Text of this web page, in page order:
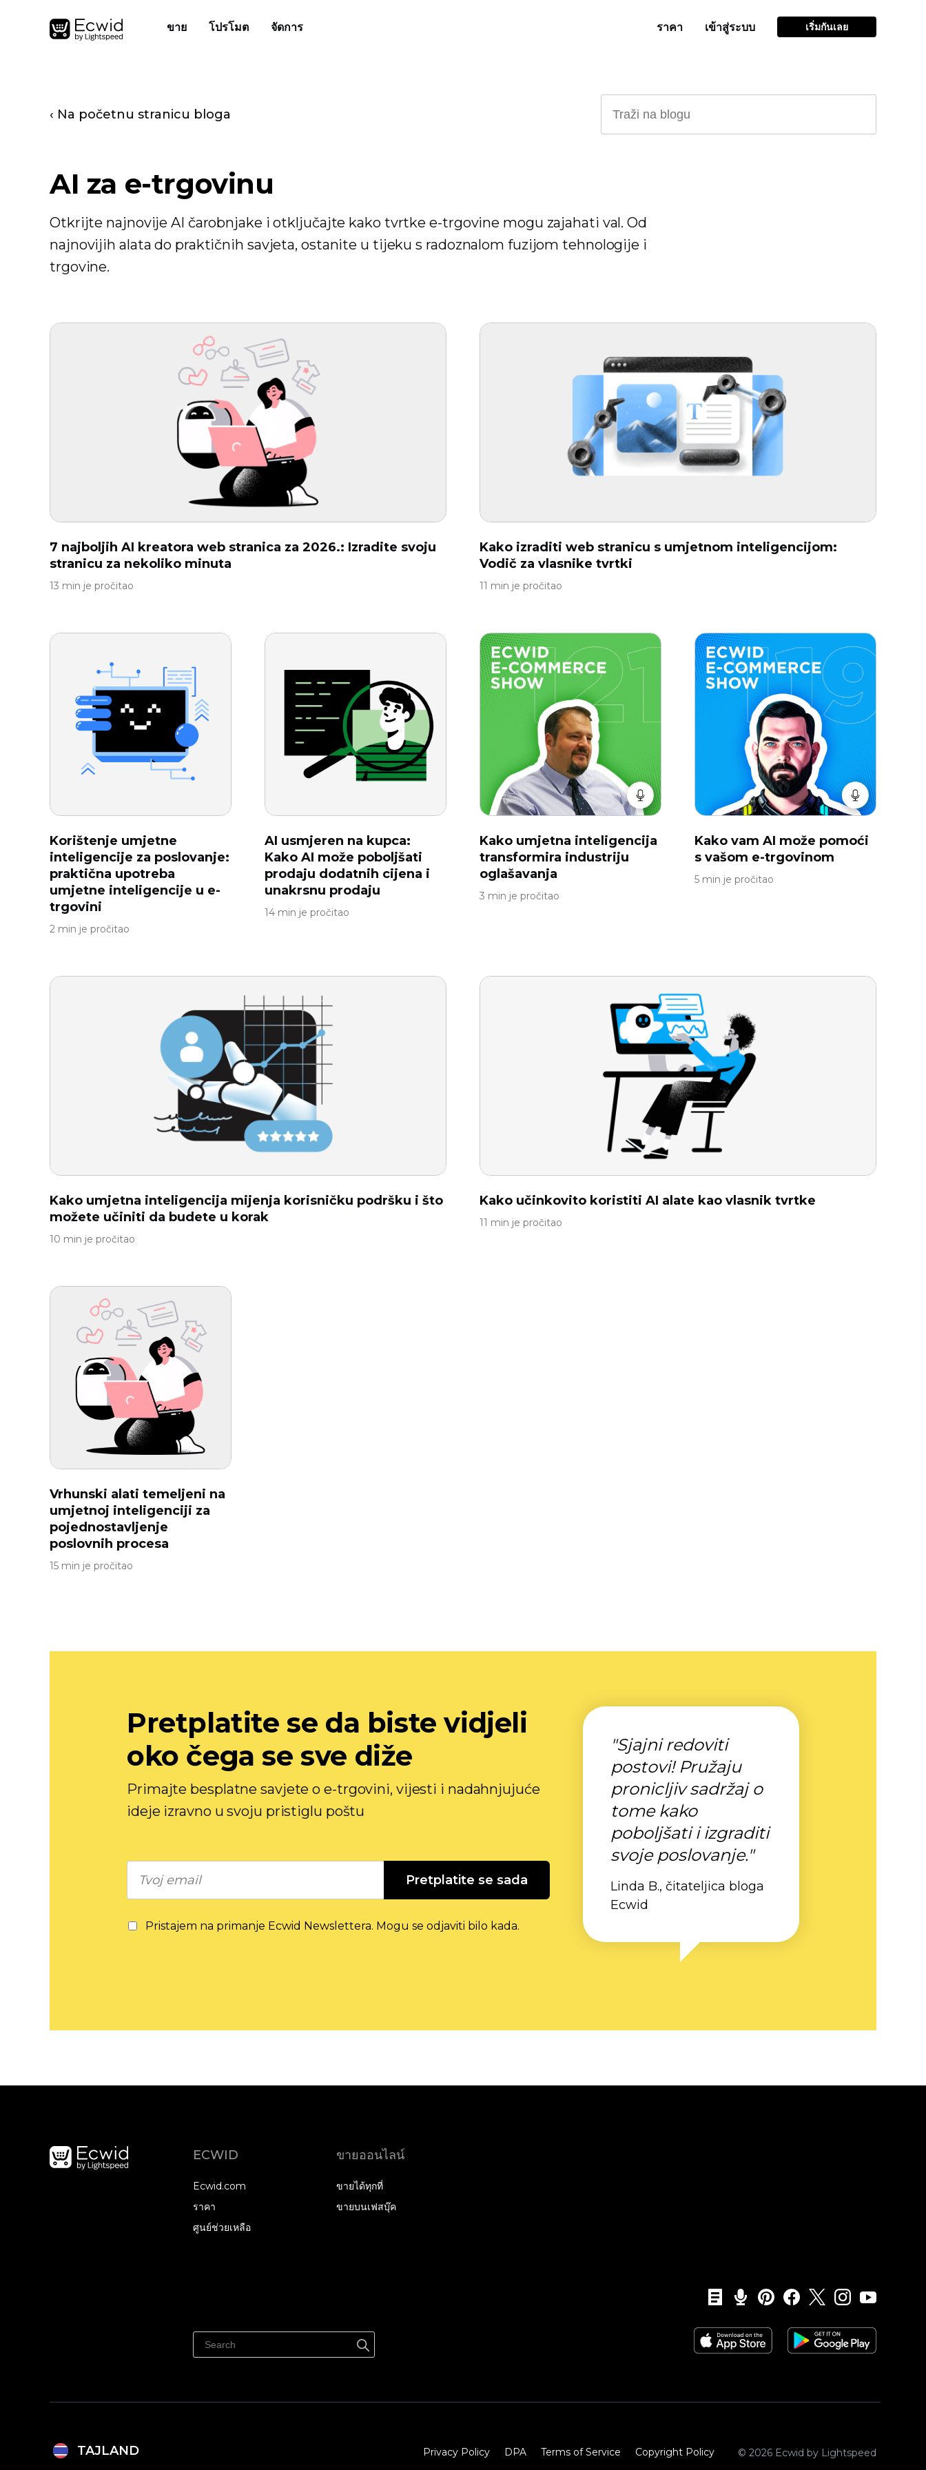
ขาย โปรโมต จัดการ ราคา เข้าสู่ระบบ เริ่มกันเลย
‹ Na početnu stranicu bloga
AI za e-trgovinu
Otkrijte najnovije AI čarobnjake i otključajte kako tvrtke e-trgovine mogu zajahati val. Od
najnovijih alata do praktičnih savjeta, ostanite u tijeku s radoznalom fuzijom tehnologije i
trgovine.
7 najboljih AI kreatora web stranica za 2026.: Izradite svoju
stranicu za nekoliko minuta
13 min je pročitao
Kako izraditi web stranicu s umjetnom inteligencijom:
Vodič za vlasnike tvrtki
11 min je pročitao
Korištenje umjetne
inteligencije za poslovanje:
praktična upotreba
umjetne inteligencije u e-
trgovini
2 min je pročitao
AI usmjeren na kupca:
Kako AI može poboljšati
prodaju dodatnih cijena i
unakrsnu prodaju
14 min je pročitao
Kako umjetna inteligencija
transformira industriju
oglašavanja
3 min je pročitao
Kako vam AI može pomoći
s vašom e-trgovinom
5 min je pročitao
Kako umjetna inteligencija mijenja korisničku podršku i što
možete učiniti da budete u korak
10 min je pročitao
Kako učinkovito koristiti AI alate kao vlasnik tvrtke
11 min je pročitao
Vrhunski alati temeljeni na
umjetnoj inteligenciji za
pojednostavljenje
poslovnih procesa
15 min je pročitao
Pretplatite se da biste vidjeli
oko čega se sve diže
Primajte besplatne savjete o e-trgovini, vijesti i nadahnjujuće
ideje izravno u svoju pristiglu poštu
Pretplatite se sada
Pristajem na primanje Ecwid Newslettera. Mogu se odjaviti bilo kada.
"Sjajni redoviti
postovi! Pružaju
pronicljiv sadržaj o
tome kako
poboljšati i izgraditi
svoje poslovanje."
Linda B., čitateljica bloga
Ecwid
ECWID
Ecwid.com
ราคา
ศูนย์ช่วยเหลือ
ขายออนไลน์
ขายได้ทุกที่
ขายบนเฟสบุ๊ค
© 2026 Ecwid by Lightspeed
Privacy Policy DPA Terms of Service Copyright Policy‎
TAJLAND